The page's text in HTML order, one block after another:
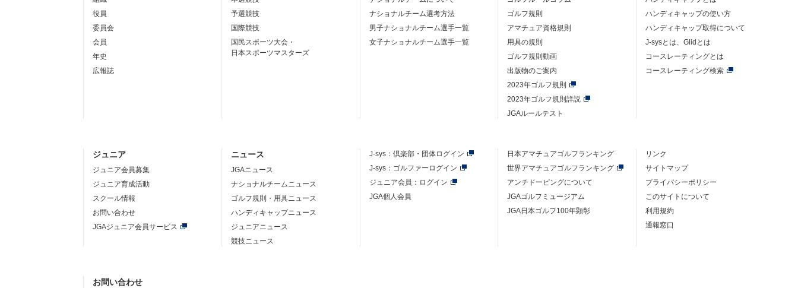
役員
委員会
会員
年史
広報誌
予選競技
国際競技
国民スポーツ大会・
日本スポーツマスターズ
ナショナルチーム選考方法
男子ナショナルチーム選手一覧
女子ナショナルチーム選手一覧
ゴルフ規則
アマチュア資格規則
用具の規則
ゴルフ規則動画
出版物のご案内
2023年ゴルフ規則
2023年ゴルフ規則詳説
JGAルールテスト
ハンディキャップの使い方
ハンディキャップ取得について
J-sysとは、Glidとは
コースレーティングとは
コースレーティング検索
ジュニア
ジュニア会員募集
ジュニア育成活動
スクール情報
お問い合わせ
JGAジュニア会員サービス
ニュース
JGAニュース
ナショナルチームニュース
ゴルフ規則・用具ニュース
ハンディキャップニュース
ジュニアニュース
競技ニュース
J-sys： 倶楽部・団体ログイン
J-sys：ゴルファーログイン
ジュニア会員：ログイン
JGA個人会員
日本アマチュアゴルフランキング
世界アマチュアゴルフランキング
アンチドーピングについて
JGAゴルフミュージアム
JGA日本ゴルフ100年顕彰
リンク
サイトマップ
プライバシーポリシー
このサイトについて
利用規約
通報窓口
お問い合わせ